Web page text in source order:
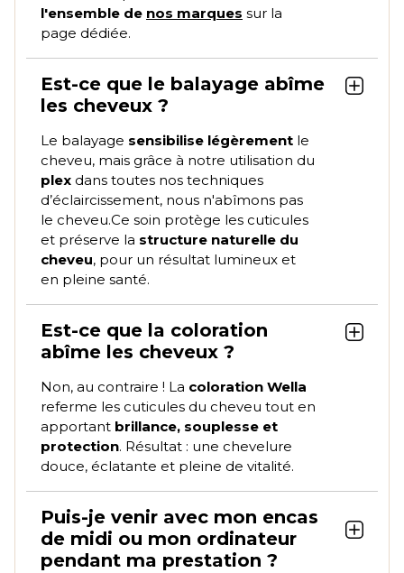
l'ensemble de nos marques sur la
page dédiée.
Est-ce que le balayage abîme
les cheveux ?
Le balayage sensibilise légèrement le
cheveu, mais grâce à notre utilisation du
plex dans toutes nos techniques
d’éclaircissement, nous n'abîmons pas
le cheveu.Ce soin protège les cuticules
et préserve la structure naturelle du
cheveu, pour un résultat lumineux et
en pleine santé.
Est-ce que la coloration
abîme les cheveux ?
Non, au contraire ! La coloration Wella
referme les cuticules du cheveu tout en
apportant brillance, souplesse et
protection. Résultat : une chevelure
douce, éclatante et pleine de vitalité.
Puis-je venir avec mon encas
de midi ou mon ordinateur
pendant ma prestation ?